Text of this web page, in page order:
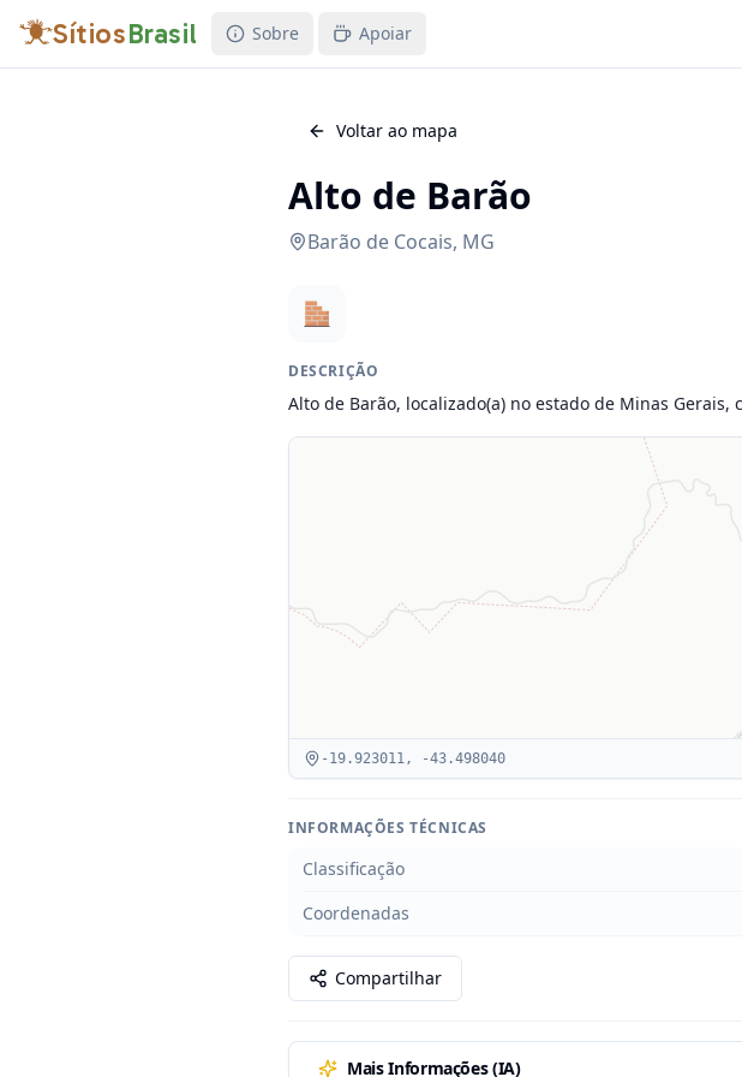
SítiosBrasil Sobre Apoiar
Voltar ao mapa
Alto de Barão
Barão de Cocais, MG
DESCRIÇÃO
Alto de Barão, localizado(a) no estado de Minas
-19.923011, -43.498040
INFORMAÇÕES TÉCNICAS
Classificação
Coordenadas
Compartilhar
Mais Informações (IA)